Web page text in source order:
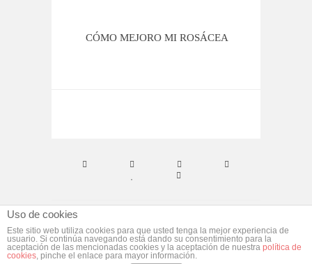
CÓMO MEJORO MI ROSÁCEA
© ebym. Todos los derechos reservados.Aviso
Legal
Desarrollado pormorgan media
Uso de cookies
Este sitio web utiliza cookies para que usted tenga la mejor experiencia de
usuario. Si continúa navegando está dando su consentimiento para la
aceptación de las mencionadas cookies y la aceptación de nuestra política de
cookies, pinche el enlace para mayor información.